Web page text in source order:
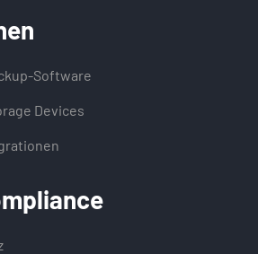
Software
Devices